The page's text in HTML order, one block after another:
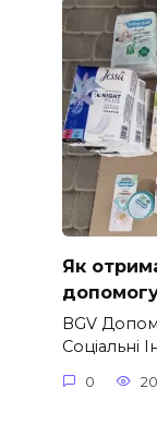
Як
BGV
Соціальні
0 20